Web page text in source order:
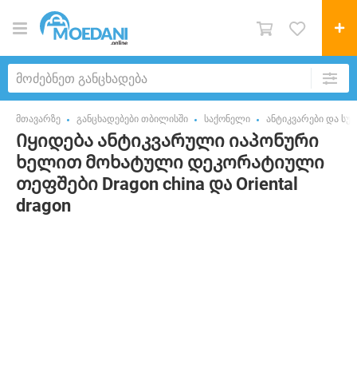
მთავარზე განცხადებები თბილისში საქონელი ანტიკვარები და
Იყიდება ანტიკვარული იაპონური
ხელით მოხატული დეკორატიული
თეფშები Dragon china და Oriental
dragon